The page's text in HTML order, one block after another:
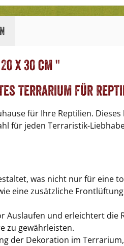
x 30 cm "
Terrarium für
für Ihre Reptilien.
für jeden Terraristik-
was nicht nur für eine
eine zusätzliche
Auslaufen und erleichtert die
zu gewährleisten.
der Dekoration im